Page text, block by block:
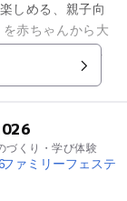
しめる、親子向
赤ちゃんから大
される音楽の時
づくり・学び体験